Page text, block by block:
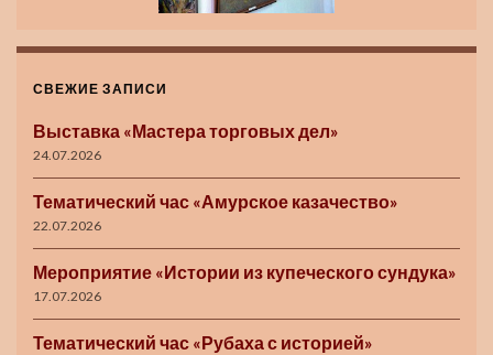
СВЕЖИЕ ЗАПИСИ
Выставка «Мастера торговых дел»
24.07.2026
Тематический час «Амурское казачество»
22.07.2026
Мероприятие «Истории из купеческого сундука»
17.07.2026
Тематический час «Рубаха с историей»